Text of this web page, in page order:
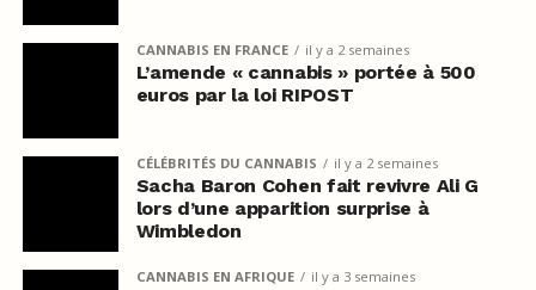
CANNABIS EN FRANCE il y a 2 semaines
L’amende « cannabis » portée à 500
euros par la loi RIPOST
CÉLÉBRITÉS DU CANNABIS il y a 2 semaines
Sacha Baron Cohen fait revivre Ali G
lors d’une apparition surprise à
Wimbledon
CANNABIS EN AFRIQUE il y a 3 semaines